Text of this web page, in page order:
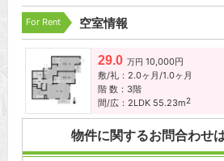
For Rent 空室情報
29.0 万円 10,000円
敷/礼：2.0ヶ月/1.0ヶ月
階 数：3階
間/広：2LDK 55.23m2
物件に関するお問合わせ